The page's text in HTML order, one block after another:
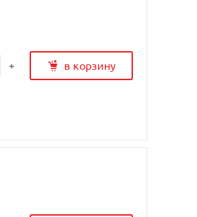
+ в корзину